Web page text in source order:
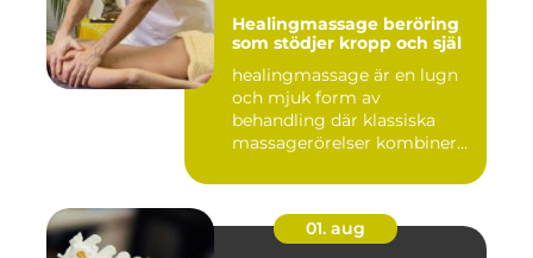
Healingmassage beröring
som stödjer kropp och själ
healingmassage är en lugn
och mjuk form av
behandling där klassiska
massagerörelser kombineras
01. aug